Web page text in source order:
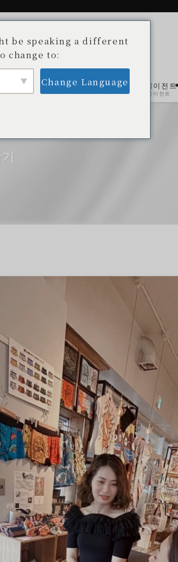
능한 매장
점포 목록
블로그/뉴스
블로그/최신 정보
뷰티 에이전트
뷰티 에이전트
be speaking a different
change to:
Change Language